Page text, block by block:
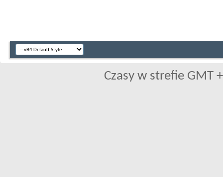
Czasy w strefie GMT